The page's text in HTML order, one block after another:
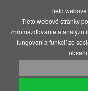
ÚVOD SOS UKRAJINA
Tieto
Tieto webové stránky
zhromažďovanie a analýzu
fungovania funkcií zo